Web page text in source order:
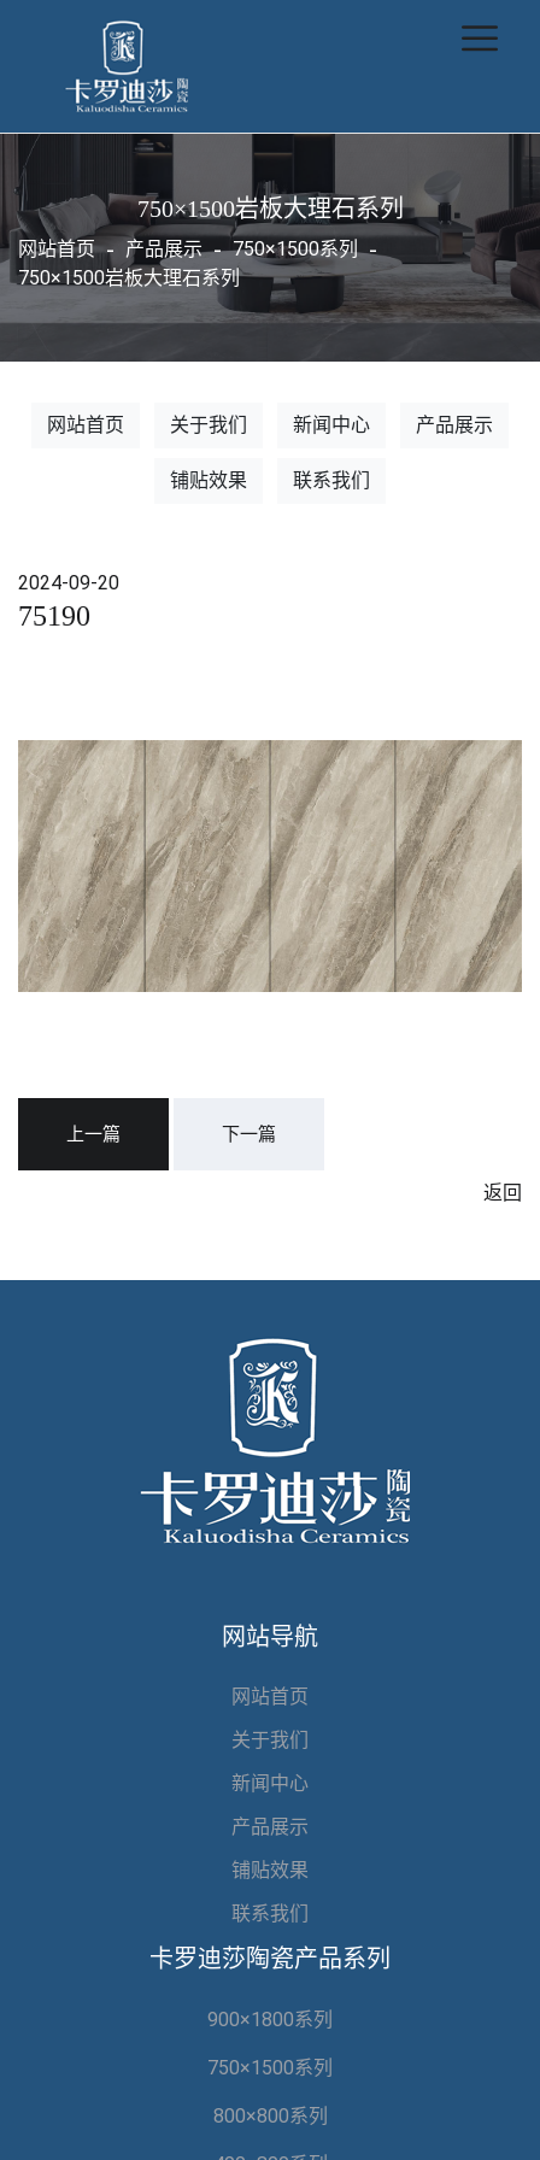
750×1500岩板大理石系列
网站首页 产品展示
750×1500系列
750×1500岩板大理石系列
网站首页 关于我们 新闻中心 产品展示
铺贴效果 联系我们
2024-09-20
75190
上一篇 下一篇
返回
网站导航
网站首页
关于我们
新闻中心
产品展示
铺贴效果
联系我们
卡罗迪莎陶瓷产品系列
900×1800系列
750×1500系列
800×800系列